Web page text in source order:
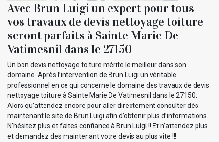
Avec Brun Luigi un expert pour tous
vos travaux de devis nettoyage toiture
seront parfaits à Sainte Marie De
Vatimesnil dans le 27150
Un bon devis nettoyage toiture mérite le meilleur dans son
domaine. Après l’intervention de Brun Luigi un véritable
professionnel en ce qui concerne le domaine des travaux de devis
nettoyage toiture à Sainte Marie De Vatimesnil dans le 27150.
Alors qu’attendez encore pour aller directement consulter dès
maintenant le site de Brun Luigi afin d’obtenir plus d’informations.
N’hésitez plus et faites confiance à Brun Luigi !! Et n’attendez plus
et demandez des maintenant votre devis au plus vite !!!